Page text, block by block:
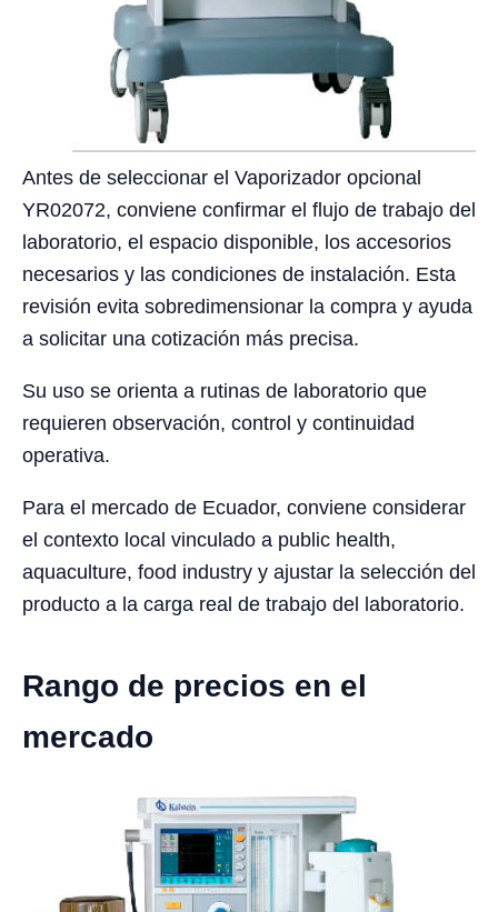
Antes de seleccionar el Vaporizador opcional
YR02072, conviene confirmar el flujo de trabajo del
laboratorio, el espacio disponible, los accesorios
necesarios y las condiciones de instalación. Esta
revisión evita sobredimensionar la compra y ayuda
a solicitar una cotización más precisa.
Su uso se orienta a rutinas de laboratorio que
requieren observación, control y continuidad
operativa.
Para el mercado de Ecuador, conviene considerar
el contexto local vinculado a public health,
aquaculture, food industry y ajustar la selección del
producto a la carga real de trabajo del laboratorio.
Rango de precios en el
mercado